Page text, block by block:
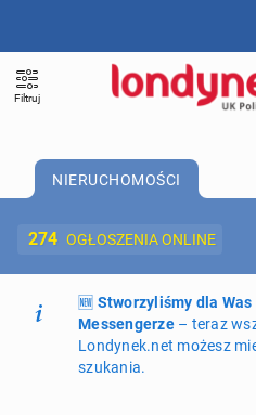
Filtruj
NIERUCHOMOŚCI
274 OGŁOSZENIA ONLINE
Dodaj ogłoszenie
Oferta i
🆕 Stworzyliśmy dla Was
Messengerze– teraz
Londynek.net możesz
szukania.